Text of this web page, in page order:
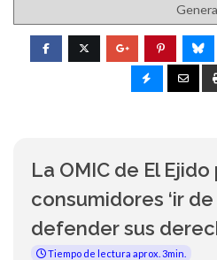
La OMIC de El
consumidores ‘ir de
defender sus
Tiempo de lectura aprox. 3min.